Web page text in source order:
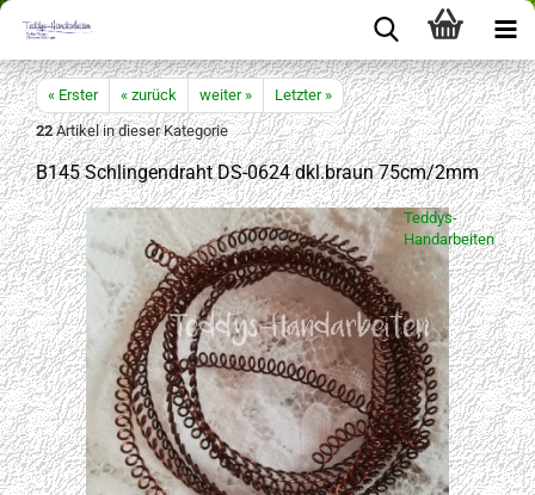
« Erster « zurück weiter »
Letzter »
22Artikel in dieser Kategorie
B145 Schlingendraht DS-0624 dkl.braun 75cm/2mm
Teddys-
Handarbeiten